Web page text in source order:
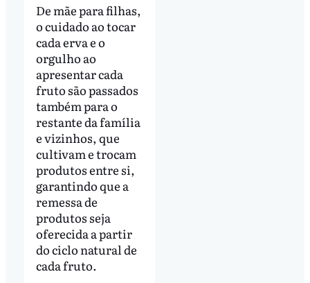
De mãe para filhas,
o cuidado ao tocar
cada erva e o
orgulho ao
apresentar cada
fruto são passados
também para o
restante da família
e vizinhos, que
cultivam e trocam
produtos entre si,
garantindo que a
remessa de
produtos seja
oferecida a partir
do ciclo natural de
cada fruto.